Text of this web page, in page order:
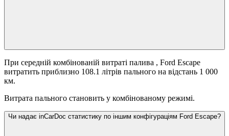
При середній комбінованій витраті палива , Ford Escape
витратить приблизно 108.1 літрів пального на відстань 1 000
км.
Витрата пального становить у комбінованому режимі.
Чи надає inCarDoc статистику по іншим конфігураціям Ford Escape?